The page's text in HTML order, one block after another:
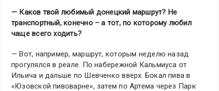
— Каков твой любимый донецкий маршрут? Не
транспортный, конечно – а тот, по которому любил
чаще всего ходить?
— Вот, например, маршрут, которым неделю назад
прогулялся в реале. По набережной Кальмиуса от
Ильича и дальше по Шевченко вверх. Бокал пива в
«Юзовской пивоварне», затем по Артема через Парк